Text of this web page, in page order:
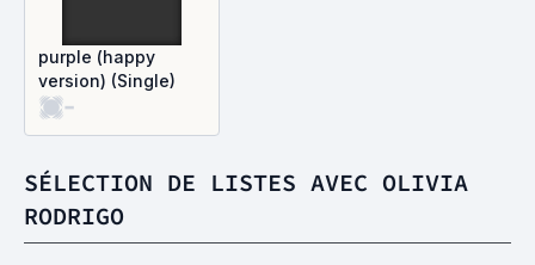
purple (happy
version) (Single)
-
SÉLECTION DE LISTES AVEC OLIVIA
RODRIGO